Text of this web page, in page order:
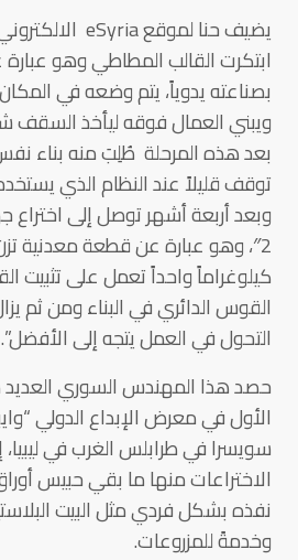
ابتكرت القالب المطاطي وهو
بصناعته يدوياً، يتم وضعه في
ويبني العمال فوقه ليأخذ السقف
بعد هذه المرحلة طُلِبَ منه بناء
توقف قليلاً عند النظام الذي
2″، وهو عبارة عن قطعة معدنية
كيلوغراماً واحداً تعمل على تثبيت
القوس الدائري في البناء ومن ثم
التحول في العمل يتجه إلى الأفضل”.
حصد هذا المهندس السوري العديد
الأول في معرض الإبداع الدولي
سويسرا في طرابلس الغرب في ليبيا،
الاختراعات منها ما بقي حبيس
نفذه بشكل فردي مثل البيت
وخدمةً للمزروعات.